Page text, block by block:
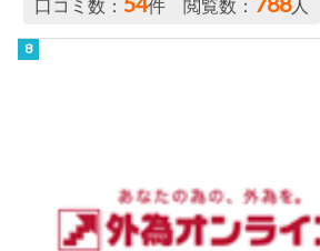
外為オンライン／外為オンラインFX